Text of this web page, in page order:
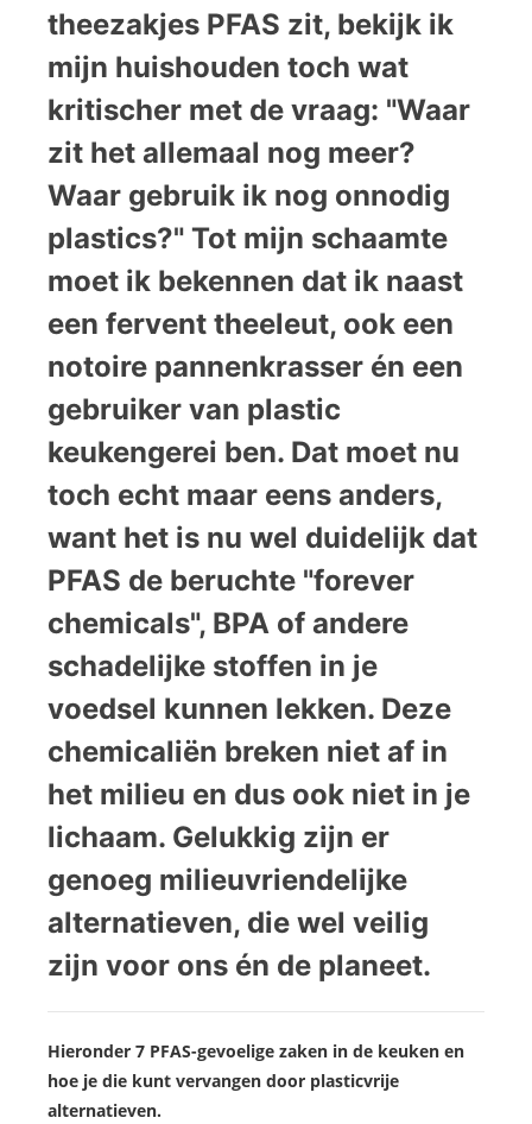
theezakjes PFAS zit, bekijk ik
mijn huishouden toch wat
kritischer met de vraag: "Waar
zit het allemaal nog meer?
Waar gebruik ik nog onnodig
plastics?" Tot mijn schaamte
moet ik bekennen dat ik naast
een fervent theeleut, ook een
notoire pannenkrasser én een
gebruiker van plastic
keukengerei ben. Dat moet nu
toch echt maar eens anders,
want het is nu wel duidelijk dat
PFAS de beruchte "forever
chemicals", BPA of andere
schadelijke stoffen in je
voedsel kunnen lekken. Deze
chemicaliën breken niet af in
het milieu en dus ook niet in je
lichaam. Gelukkig zijn er
genoeg milieuvriendelijke
alternatieven, die wel veilig
zijn voor ons én de planeet.
Hieronder 7 PFAS-gevoelige zaken in de keuken en
hoe je die kunt vervangen door plasticvrije
alternatieven.